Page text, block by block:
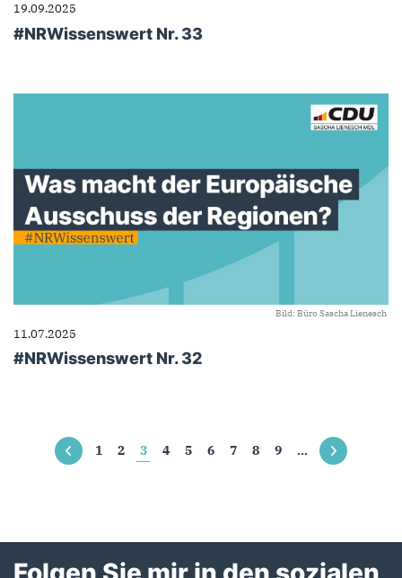
19.09.2025
#NRWissenswert Nr. 33
Bild: Büro Sascha Lienesch
11.07.2025
#NRWissenswert Nr. 32
Seiten
1 2 3 4 5 6 7 8 9 …